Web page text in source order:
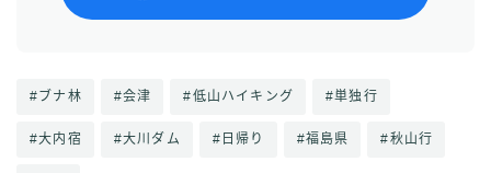
#ブナ林 #会津 #低山ハイキング #単独行
#大内宿 #大川ダム #日帰り #福島県 #秋山行